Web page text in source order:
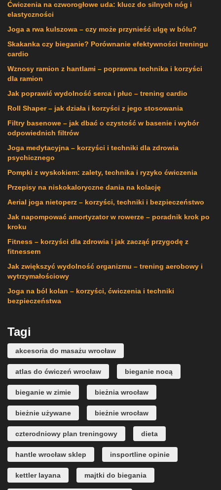
Ćwiczenia na czworogłowe uda: klucz do silnych nóg i
elastyczności
Joga a rwa kulszowa – czy może przynieść ulgę w bólu?
Skakanka czy bieganie? Porównanie efektywności treningu
cardio
Wznosy ramion z hantlami – poprawna technika i korzyści
dla ramion
Jak poprawić wydolność serca i płuc – trening cardio
Roll Shaper – jak działa i korzyści z jego stosowania
Filtry basenowe – jak dbać o czystość w basenie i wybór
odpowiednich filtrów
Joga medytacyjna – korzyści i techniki dla zdrowia
psychicznego
Pompki z wyskokiem: zalety, technika i ryzyko ćwiczenia
Przepisy na niskokaloryczne dania na kolację
Aerial joga nietoperz – korzyści, techniki i bezpieczeństwo
Jak napompować amortyzator w rowerze – poradnik krok po
kroku
Fitness – korzyści dla zdrowia i jak zacząć przygodę z
fitnessem
Jak zwiększyć wydolność organizmu – trening aerobowy i
wytrzymałościowy
Joga na ból kolan – korzyści, ćwiczenia i techniki
bezpieczeństwa
Tagi
akcesoria do masażu wrocław
atlas do ćwiczeń wrocław bieganie nocą
bieganie w zimie bieżnia wrocław
bieżnie używane bieżnie wrocław
czterodniowy plan treningowy dieta
hantle wrocław sklep insportline opinie
kettler layana majtki do biegania